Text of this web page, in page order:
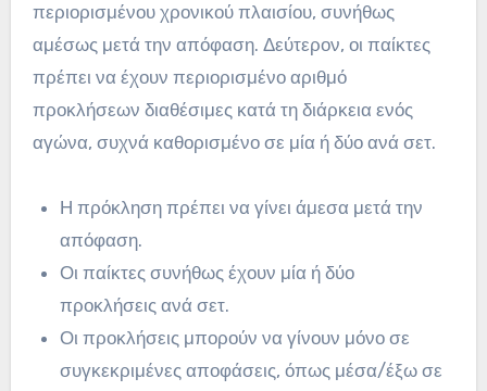
περιορισμένου χρονικού πλαισίου, συνήθως
αμέσως μετά την απόφαση. Δεύτερον, οι παίκτες
πρέπει να έχουν περιορισμένο αριθμό
προκλήσεων διαθέσιμες κατά τη διάρκεια ενός
αγώνα, συχνά καθορισμένο σε μία ή δύο ανά σετ.
Η πρόκληση πρέπει να γίνει άμεσα μετά την
απόφαση.
Οι παίκτες συνήθως έχουν μία ή δύο
προκλήσεις ανά σετ.
Οι προκλήσεις μπορούν να γίνουν μόνο σε
συγκεκριμένες αποφάσεις, όπως μέσα/έξω σε